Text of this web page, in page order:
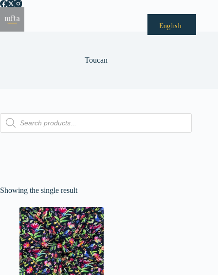
Passer
contenu
Toucan
Showing the single result
Recherche
de
produits
English